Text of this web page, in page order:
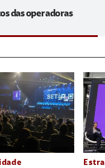
das operadoras